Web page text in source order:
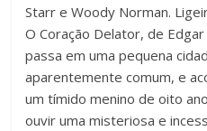
Starr e Woody Norman.
O Coração Delator, de
passa em uma pequena
aparentemente comum, e
um tímido menino de oito
ouvir uma misteriosa e